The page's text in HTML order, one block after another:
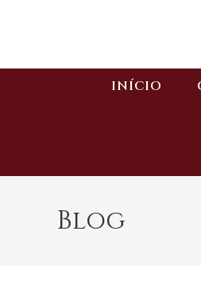
INÍCIO
Blog